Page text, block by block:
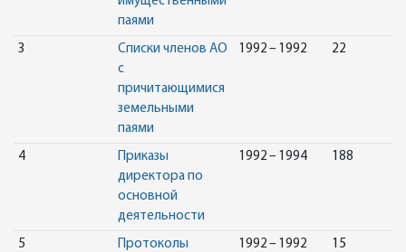
паями
3
Списки членов АО
с
причитающимися
земельными
паями
1992 – 1992 22
4
Приказы
директора по
основной
деятельности
1992 – 1994 188
5
Протоколы
1992 – 1992 15